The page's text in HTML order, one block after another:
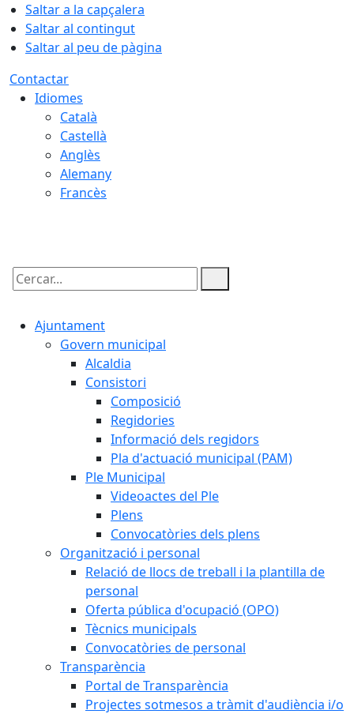
Saltar a la capçalera
Saltar al contingut
Saltar al peu de pàgina
Contactar
Idiomes
Català
Castellà
Anglès
Alemany
Francès
Cercar:
Ajuntament
Govern municipal
Alcaldia
Consistori
Composició
Regidories
Informació dels regidors
Pla d'actuació municipal (PAM)
Ple Municipal
Videoactes del Ple
Plens
Convocatòries dels plens
Organització i personal
Relació de llocs de treball i la plantilla de
personal
Oferta pública d'ocupació (OPO)
Tècnics municipals
Convocatòries de personal
Transparència
Portal de Transparència
Projectes sotmesos a tràmit d'audiència i/o